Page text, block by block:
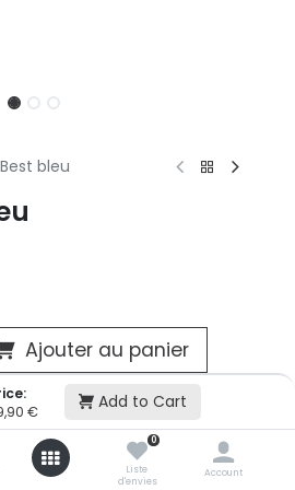
€ Add to Cart
0
Liste
d'envies
Account
bleu
Ajouter au panier
cet article dans votre panier
momentanément indisponible.